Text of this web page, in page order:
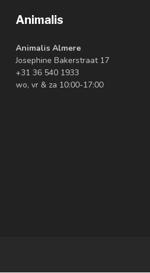
Animalis
Animalis Almere
Josephine Bakerstraat 17
+31 36 540 1933
wo, vr & za 10:00-17:00